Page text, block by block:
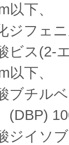
以下、
ジフェ
ビス
以下、
ブチル
ジイソ